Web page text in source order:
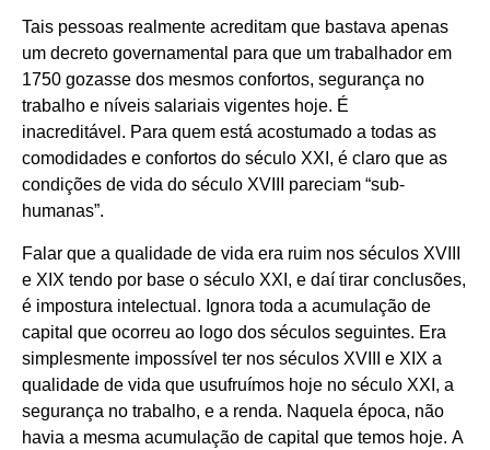
Tais pessoas realmente acreditam que bastava apenas
um decreto governamental para que um trabalhador em
1750 gozasse dos mesmos confortos, segurança no
trabalho e níveis salariais vigentes hoje. É
inacreditável. Para quem está acostumado a todas as
comodidades e confortos do século XXI, é claro que as
condições de vida do século XVIII pareciam “sub-
humanas”.
Falar que a qualidade de vida era ruim nos séculos XVIII
e XIX tendo por base o século XXI, e daí tirar conclusões,
é impostura intelectual. Ignora toda a acumulação de
capital que ocorreu ao logo dos séculos seguintes. Era
simplesmente impossível ter nos séculos XVIII e XIX a
qualidade de vida que usufruímos hoje no século XXI, a
segurança no trabalho, e a renda. Naquela época, não
havia a mesma acumulação de capital que temos hoje. A